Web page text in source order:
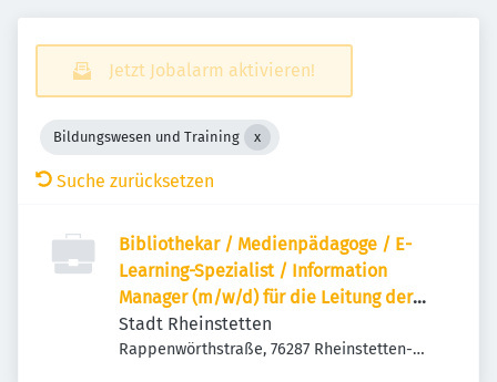
Jetzt Jobalarm aktivieren!
Bildungswesen und Training
Suche zurücksetzen
Bibliothekar / Medienpädagoge / E-
Learning-Spezialist / Information
Manager (m/w/d) für die Leitung der
Stadtbibliothek / Volkshochschule
Stadt Rheinstetten
Rappenwörthstraße, 76287 Rheinstetten-